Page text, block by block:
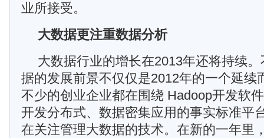
业所接受。
大数据更注重数据分析
大数据行业的增长在2013年还将持续
据的发展前景不仅仅是2012年的一个延续
不少的创业企业都在围绕 Hadoop开发软
开发分布式、数据密集应用的事实标准平
在关注管理大数据的技术。在新的一年里